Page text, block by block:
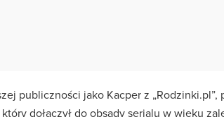
publiczności jako Kacper z „Rodzinki.pl”,
dołączył do obsady serialu w wieku